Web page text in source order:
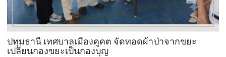
ขั้น
ต่ำ
ปทุมธานี เทศบาลเมืองคูคต จัดทอดผ้าป่าจากขยะ
เปลี่ยนกองขยะเป็นกองบุญ